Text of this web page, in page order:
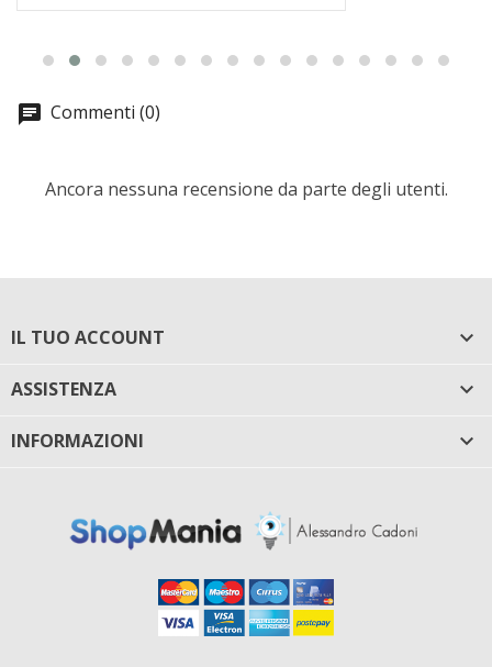
Commenti (0)
Ancora nessuna recensione da parte degli utenti.
IL TUO ACCOUNT 
ASSISTENZA 
INFORMAZIONI 